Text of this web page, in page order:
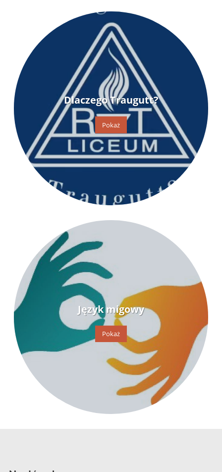
Dlaczego Traugutt?
Pokaż
Język migowy
Pokaż